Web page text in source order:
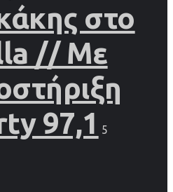
στο
// Με
97,1
5